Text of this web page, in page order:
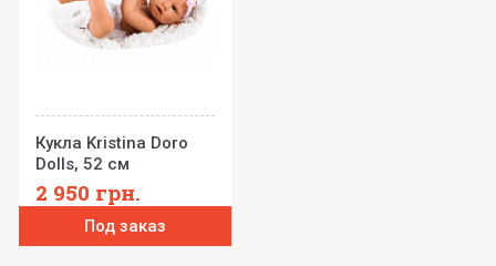
Кукла Kristina Doro
Dolls, 52 см
2 950 грн.
Под заказ